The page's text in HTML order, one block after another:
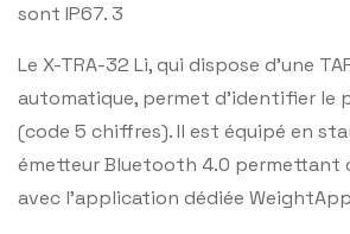
sont IP67. 3
Le X-TRA-32 Li, qui dispose d’une
automatique, permet d’identifier le
(code 5 chiffres). Il est équipé en
émetteur Bluetooth 4.0 permettant
avec l’application dédiée